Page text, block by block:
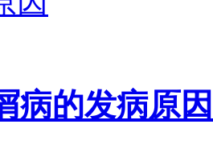
病的发病原因